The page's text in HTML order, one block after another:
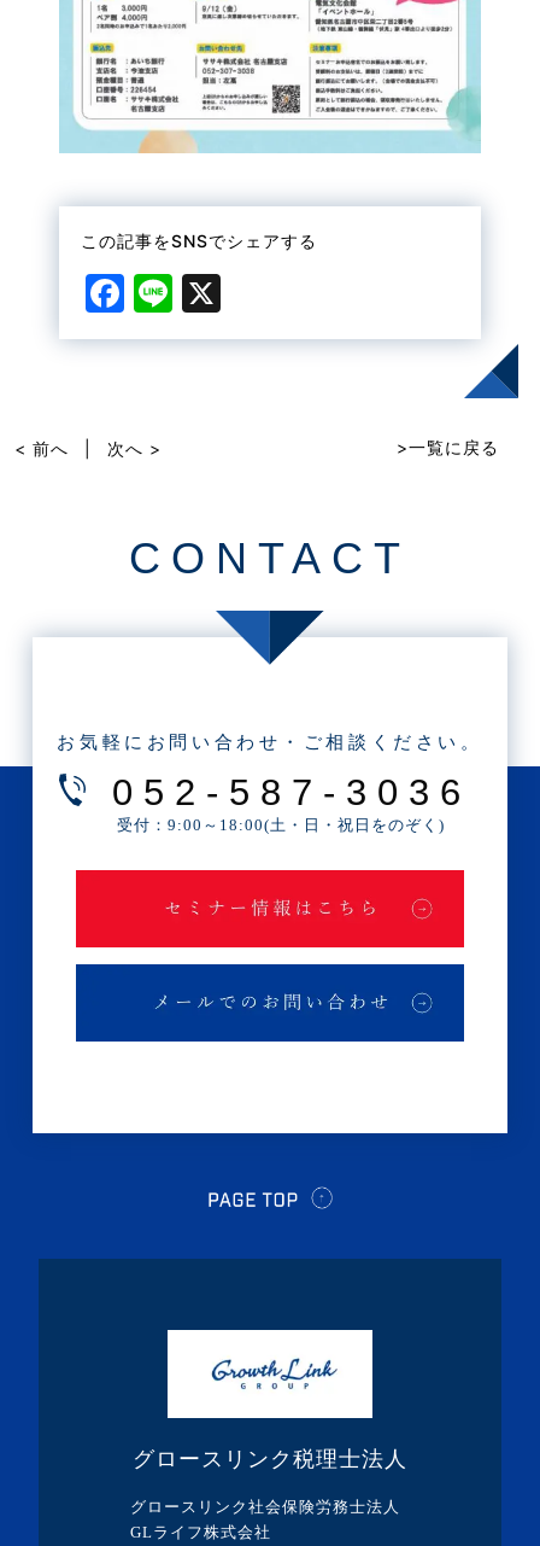
この記事をSNSでシェアする
F
a
b
k
Li
n
X
>一覧に戻る
< 前へ 次へ >
CONTACT
お気軽にお問い合わせ・ご相談ください。
052-587-3036
受付：9:00～18:00(土・日・祝日をのぞく)
グロースリンク税理士法人
グロースリンク社会保険労務士法人
GLライフ株式会社